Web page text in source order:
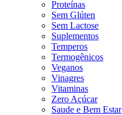
Proteínas
Sem Glúten
Sem Lactose
Suplementos
Temperos
Termogênicos
Veganos
Vinagres
Vitaminas
Zero Açúcar
Saude e Bem Estar